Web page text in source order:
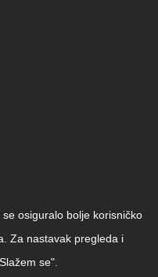
osiguralo bolje korisničko
Za nastavak pregleda i
se".